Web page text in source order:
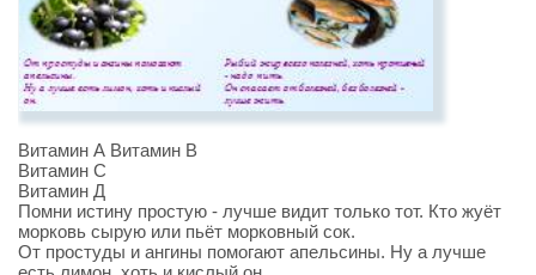
Витамин А Витамин В
Витамин С
Витамин Д
Помни истину простую - лучше видит только тот. Кто жуёт
морковь сырую или пьёт морковный сок.
От простуды и ангины помогают апельсины. Ну а лучше